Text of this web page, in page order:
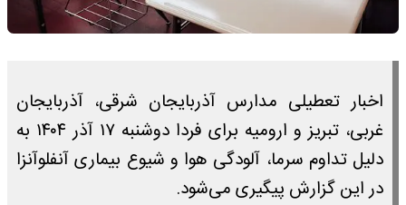
اخبار تعطیلی مدارس آذربایجان شرقی، آذربایجان
غربی، تبریز و ارومیه برای فردا دوشنبه ۱۷ آذر ۱۴۰۴ به
دلیل تداوم سرما، آلودگی هوا و شیوع بیماری آنفلوآنزا
در این گزارش پیگیری می‌شود.​